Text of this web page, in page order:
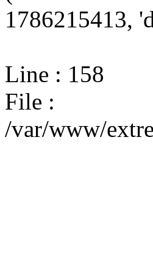
1786215413,
Line : 158
File :
/var/www/